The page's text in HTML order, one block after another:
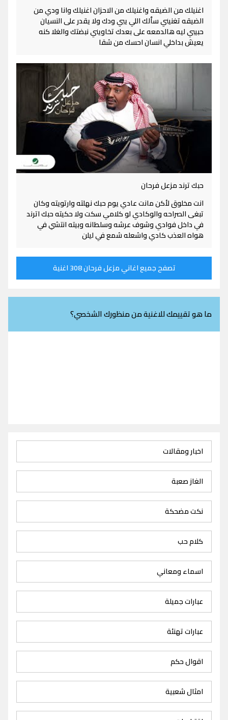
اغنيلك من الضيقه واغنيلك من الاحزان اغنيلك وانا ودي من
الضيقه تغنيني سألك اللي يبي ودك ولا يقدر على النسيان
حبيبي ليه هالدمعه على بعدك تخاويني نبضتك والغلا كنه
يعيش بداخلي انسان احسك من شقا
حبك ترند مزعل فرحان
انت مخلوق لأكن مانت عادي يوم حبك نهلته وارتويته وكان
تبغى الصراحه والوكادي لو كلامي سكت ولا حكيته حبك اترند
في داخل فوادي وشوف عرشه وسلطانه وبيته انتشي في
هواه العذب كادي واشعله شمع في ليلن
تصفح جميع اغاني مزعل فرحان 308 اغنية
ما هو تقييمك للاغنية من منظورك الشخصي؟
اخبار ومقالات
الغاز صعبة
نكت مضحكة
كلام حب
اسماء ومعاني
عبارات جميلة
عبارات تهنئة
اقوال حكم
امثال شعبية